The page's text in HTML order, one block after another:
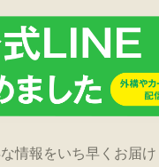
情報をいち早くお届